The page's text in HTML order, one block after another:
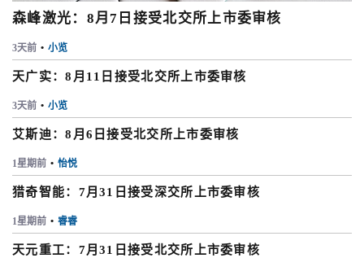
森峰激光：8月7日接受北交所上市委审核
3天前 • 小览
天广实：8月11日接受北交所上市委审核
3天前 • 小览
艾斯迪：8月6日接受北交所上市委审核
1星期前 • 怡悦
猎奇智能：7月31日接受深交所上市委审核
1星期前 • 睿睿
天元重工：7月31日接受北交所上市委审核